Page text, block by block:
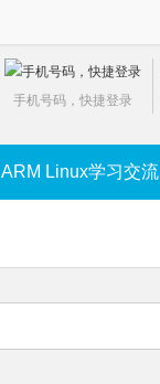
手机号码，快捷登录
ARM Linux学习交流